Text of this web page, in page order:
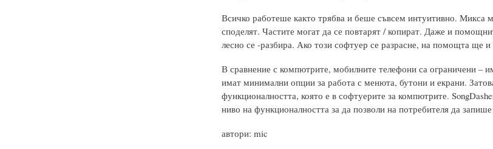
Всичко работеше както трябва и беше съвсем интуитивно. Микса
споделят. Частите могат да се повтарят / копират. Даже и
лесно се -разбира. Ако този софтуер се разрасне, на помощта ще и
В сравнение с компютрите, мобилните телефони са ограничени –
имат минимални опции за работа с менюта, бутони и екрани.
функционалността, която е в софтуерите за компютрите.
ниво на функционалността за да позволи на потребителя да
автори: mic